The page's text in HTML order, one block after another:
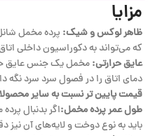
مزایا
ظاهر لوکس و شیک: پرده مخمل
که می‌تواند به دکوراسیون داخلی
عایق حرارتی:مخمل یک جنس عایق
دمای اتاق را در فصول سرد سرد نگه
قیمت پایین تر نسبت به سایر
طول عمر پرده مخمل:اگر بدنبال
باید به نوع دوخت و لایه‌های آن نیز